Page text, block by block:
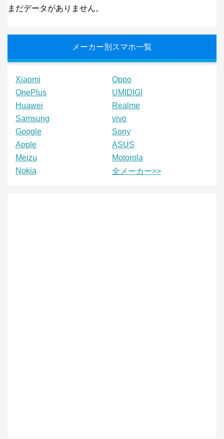
まだデータがありません。
メーカー別スマホ一覧
Xiaomi
Oppo
OnePlus
UMIDIGI
Huawei
Realme
Samsung
vivo
Google
Sony
Apple
ASUS
Meizu
Motorola
Nokia
全メーカー>>